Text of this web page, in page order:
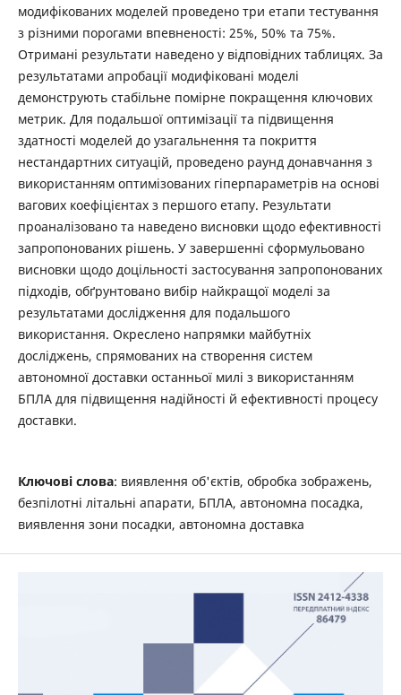
модифікованих моделей проведено три етапи тестування
з різними порогами впевненості: 25%, 50% та 75%.
Отримані результати наведено у відповідних таблицях. За
результатами апробації модифіковані моделі
демонструють стабільне помірне покращення ключових
метрик. Для подальшої оптимізації та підвищення
здатності моделей до узагальнення та покриття
нестандартних ситуацій, проведено раунд донавчання з
використанням оптимізованих гіперпараметрів на основі
вагових коефіцієнтах з першого етапу. Результати
проаналізовано та наведено висновки щодо ефективності
запропонованих рішень. У завершенні сформульовано
висновки щодо доцільності застосування запропонованих
підходів, обґрунтовано вибір найкращої моделі за
результатами дослідження для подальшого
використання. Окреслено напрямки майбутніх
досліджень, спрямованих на створення систем
автономної доставки останньої милі з використанням
БПЛА для підвищення надійності й ефективності процесу
доставки.
Ключові слова: виявлення об'єктів, обробка зображень,
безпілотні літальні апарати, БПЛА, автономна посадка,
виявлення зони посадки, автономна доставка